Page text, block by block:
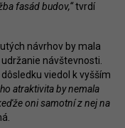
fasád budov,“tvrdí
návrhov by mala
návštevnosti.
viedol k vyšším
atraktivita by nemala
oni samotní z nej na